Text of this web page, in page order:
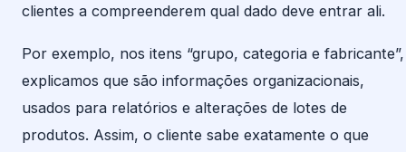
clientes a compreenderem qual dado deve entrar ali.
Por exemplo, nos itens “grupo, categoria e fabricante”,
explicamos que são informações organizacionais,
usados para relatórios e alterações de lotes de
produtos. Assim, o cliente sabe exatamente o que